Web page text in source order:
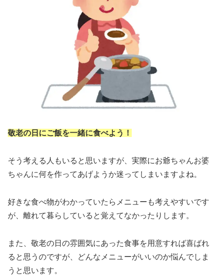
敬老の日にご飯を一緒に食べよう！
そう考える人もいると思いますが、実際にお爺ちゃんお婆
ちゃんに何を作ってあげようか迷ってしまいますよね。
好きな食べ物がわかっていたらメニューも考えやすいです
が、離れて暮らしていると覚えてなかったりします。
また、敬老の日の雰囲気にあった食事を用意すれば喜ばれ
ると思うのですが、どんなメニューがいいのか悩んでしま
うと思います。